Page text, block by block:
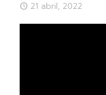
21 abril, 2022